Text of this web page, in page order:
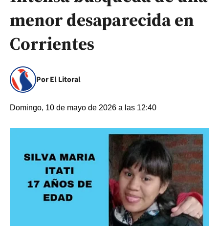
menor desaparecida en
Corrientes
Por El Litoral
Domingo, 10 de mayo de 2026 a las 12:40